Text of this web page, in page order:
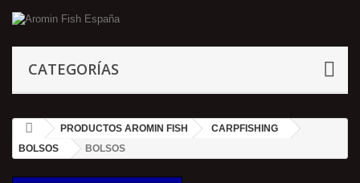
CATEGORÍAS
PRODUCTOS AROMIN FISH
CARPFISHING
BOLSOS
BOLSOS